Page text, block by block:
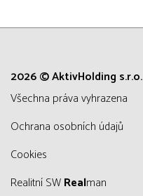
2026 © AktivHolding s.r.o.
všechna práva vyhrazena
Ochrana osobních údajů
Cookies
Realitní SWRealman